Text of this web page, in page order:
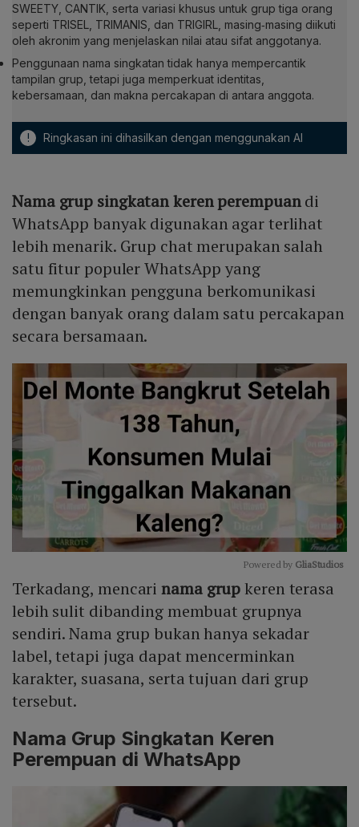
SWEETY, CANTIK, serta variasi khusus untuk grup tiga orang
seperti TRISEL, TRIMANIS, dan TRIGIRL, masing‑masing diikuti
oleh akronim yang menjelaskan nilai atau sifat anggotanya.
Penggunaan nama singkatan tidak hanya mempercantik
tampilan grup, tetapi juga memperkuat identitas,
kebersamaan, dan makna percakapan di antara anggota.
! Ringkasan ini dihasilkan dengan menggunakan AI
Nama grup singkatan keren perempuandi
WhatsApp banyak digunakan agar terlihat
lebih menarik. Grup chat merupakan salah
satu fitur populer WhatsApp yang
memungkinkan pengguna berkomunikasi
dengan banyak orang dalam satu percakapan
secara bersamaan.
Mute
Powered by GliaStudios
Terkadang, mencarinama grupkeren terasa
lebih sulit dibanding membuat grupnya
sendiri. Nama grup bukan hanya sekadar
label, tetapi juga dapat mencerminkan
karakter, suasana, serta tujuan dari grup
tersebut.
Nama Grup Singkatan Keren
Perempuan di WhatsApp